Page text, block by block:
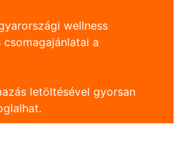
wellness
a
letöltésével gyorsan